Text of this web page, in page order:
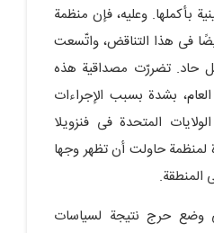
بأکملها. وعلیه، فإن منظمة
فی هذا التناقض، واتّسعت
حاد. تضررّت مصداقیة هذه
العام، بشدة بسبب الإجراءات
المتحدة فی فنزویلا
لمنظمة حاولت أن تظهر وجها
المنطقة.
حرج نتیجة لسیاسات